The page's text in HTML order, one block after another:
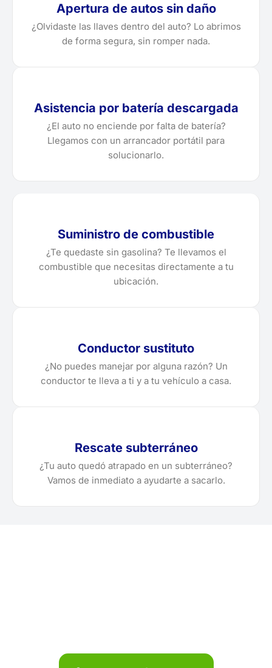
Apertura de autos sin daño
¿Olvidaste las llaves dentro del auto? Lo abrimos
de forma segura, sin romper nada.
Asistencia por batería descargada
¿El auto no enciende por falta de batería?
Llegamos con un arrancador portátil para
solucionarlo.
Suministro de combustible
¿Te quedaste sin gasolina? Te llevamos el
combustible que necesitas directamente a tu
ubicación.
Conductor sustituto
¿No puedes manejar por alguna razón? Un
conductor te lleva a ti y a tu vehículo a casa.
Rescate subterráneo
¿Tu auto quedó atrapado en un subterráneo?
Vamos de inmediato a ayudarte a sacarlo.